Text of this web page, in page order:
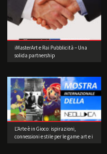
iMasterArt e Rai Pubblicità – Una
solida partnership
L’Arte è in Gioco: ispirazioni,
connessioni e stile per le game art e i